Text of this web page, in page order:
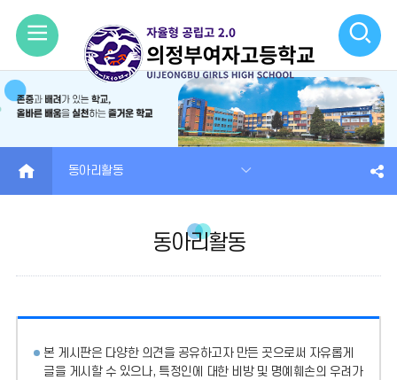
모
바
일
메
뉴
기
검
색
열
기
HOME 동아리활동
동아리활동
본 게시판은 다양한 의견을 공유하고자 만든 곳으로써 자유롭게
글을 게시할 수 있으나, 특정인에 대한 비방 및 명예훼손의 우려가